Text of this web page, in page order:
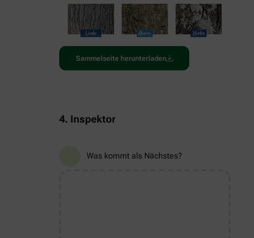
Sammelseite herunterladen
4. Inspektor
Was kommt als Nächstes?